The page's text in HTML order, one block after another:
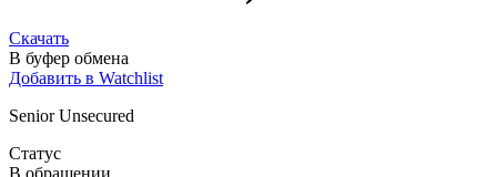
PAL7506228U2)
Скачать
Добавить в Watchlist